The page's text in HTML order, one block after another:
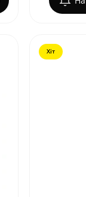
Хіт